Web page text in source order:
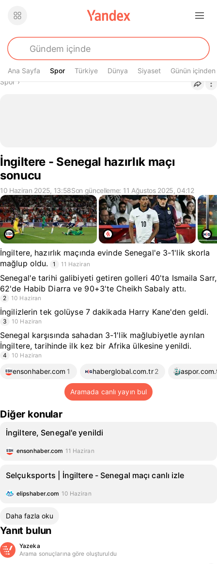
Ana Sayfa Spor
Spor Türkiye Dünya Siyaset Günün içinden
Buradasın
Spor›
İngiltere - Senegal hazırlık maçı
sonucu
10 Haziran 2025, 13:58Son güncelleme: 11 Ağustos 2025, 04:12
İngiltere, hazırlık maçında evinde Senegal'e 3-1'lik skorla
mağlup oldu.
1 11 Haziran
Senegal'e tarihi galibiyeti getiren golleri 40'ta Ismaila Sarr,
62'de Habib Diarra ve 90+3'te Cheikh Sabaly attı.
2 10 Haziran
İngilizlerin tek golüyse 7 dakikada Harry Kane'den geldi.
3 10 Haziran
Senegal karşısında sahadan 3-1'lik mağlubiyetle ayrılan
İngiltere, tarihinde ilk kez bir Afrika ülkesine yenildi.
4 10 Haziran
ensonhaber.com 1 haberglobal.com.tr2
Aramada canlı yayın bul
Diğer konular
İngiltere, Senegal'e yenildi
ensonhaber.com 11 Haziran
Selçuksports | İngiltere - Senegal maçı canlı izle
elipshaber.com 10 Haziran
Daha fazla oku
Yanıt bulun
Yazeka
Arama sonuçlarına göre oluşturuldu